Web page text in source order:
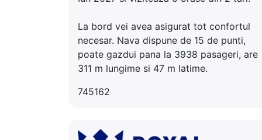
La bord vei avea asigurat tot confortul
necesar. Nava dispune de 15 de punti,
poate gazdui pana la 3938 pasageri, are
311 m lungime si 47 m latime.
745162